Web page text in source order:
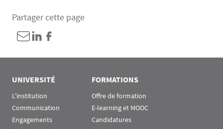
Partager cette page
UNIVERSITÉ
L'institution
Communication
Engagements
FORMATIONS
Offre de formation
E-learning et MOOC
Candidatures